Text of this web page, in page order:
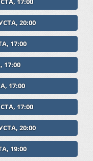
20:00
17:00
17:00
17:00
17:00
20:00
19:00